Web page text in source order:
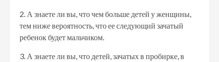
2. А знаете ли вы, что чем больше детей у женщины,
тем ниже вероятность, что ее следующий зачатый
ребенок будет мальчиком.
3. А знаете ли вы, что детей, зачатых в пробирке, в